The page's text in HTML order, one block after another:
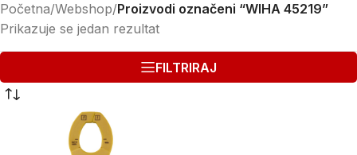
Početna/Webshop/Proizvodi označeni “WIHA 45219”
Prikazuje se jedan rezultat
FILTRIRAJ